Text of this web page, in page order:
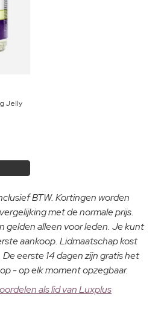
Jelly
BTW. Kortingen worden
met de normale prijs.
gelden alleen voor leden. Je kunt
aankoop. Lidmaatschap kost
eerste 14 dagen zijn gratis het
- op elk moment opzegbaar.
als lid van Luxplus